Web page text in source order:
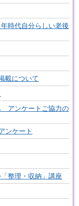
時代自分らしい老後
載について
アンケートご協力の
ンケート
整理・収納」講座